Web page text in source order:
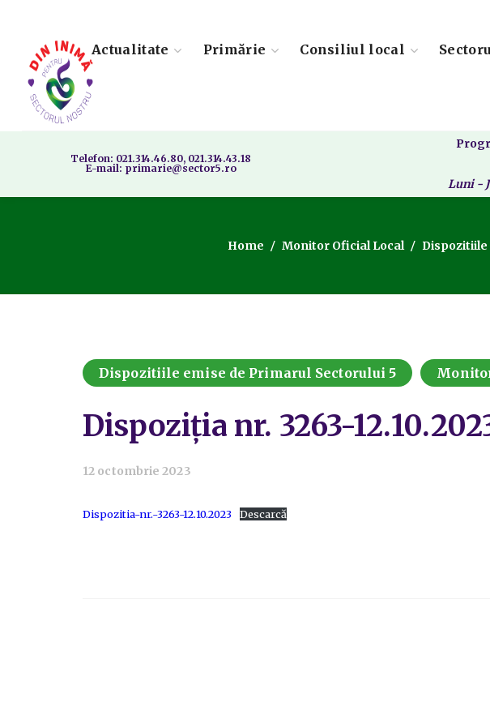
Actualitate Primărie Consiliul local
Telefon: 021.314.46.80, 021.314.43.18
E-mail: primarie@sector5.ro
Luni -
Home Monitor Oficial Local Dispozitiile
Dispozitiile emise de Primarul Sectorului 5
Dispoziția nr. 3263-
12 octombrie 2023
Dispozitia-nr.-3263-12.10.2023 Descarcă